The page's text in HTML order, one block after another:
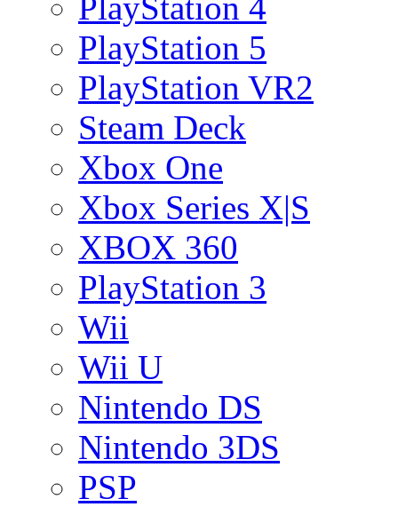
PlayStation 5
PlayStation VR2
Steam Deck
Xbox One
Xbox Series X|S
XBOX 360
PlayStation 3
Wii
Wii U
Nintendo DS
Nintendo 3DS
PSP